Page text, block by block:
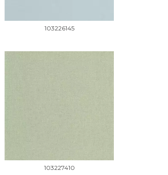
103226145
103227410